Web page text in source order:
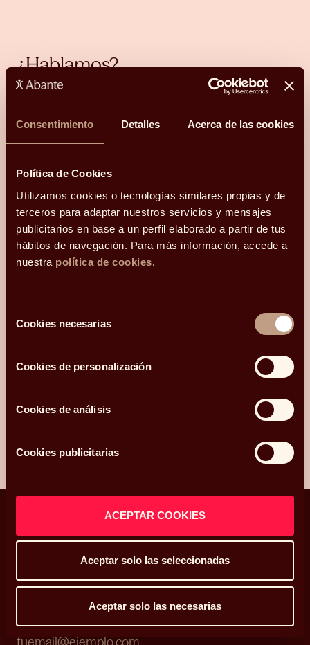
Consentimiento Detalles Acerca de las cookies
Política de Cookies
Utilizamos cookies o tecnologías similares propias y de
terceros para adaptar nuestros servicios y mensajes
publicitarios en base a un perfil elaborado a partir de tus
hábitos de navegación. Para más información, accede a
nuestra política de cookies.
deCookies necesarias
Cookies de personalización
Cookies de análisis
Cookies publicitarias
ACEPTAR COOKIES
Aceptar solo las seleccionadas
Aceptar solo las necesarias
¿Hablamos?
es
contactarme en el teléfono
.Mi código postal es
y os he conocido
¿Qué más te gustaría compartir con nosotros?
Acepto recibir comunicaciones relacionadas con mi consulta.
*.
Decisiones que enriquecen tu vida
Suscríbete a nuestra newsletter